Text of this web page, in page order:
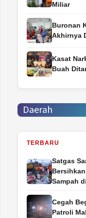
Miliar
Buronan
Akhirnya
Kasat
Buah
Daerah
TERBARU
Satgas
Sampah
Cegah
Patroli